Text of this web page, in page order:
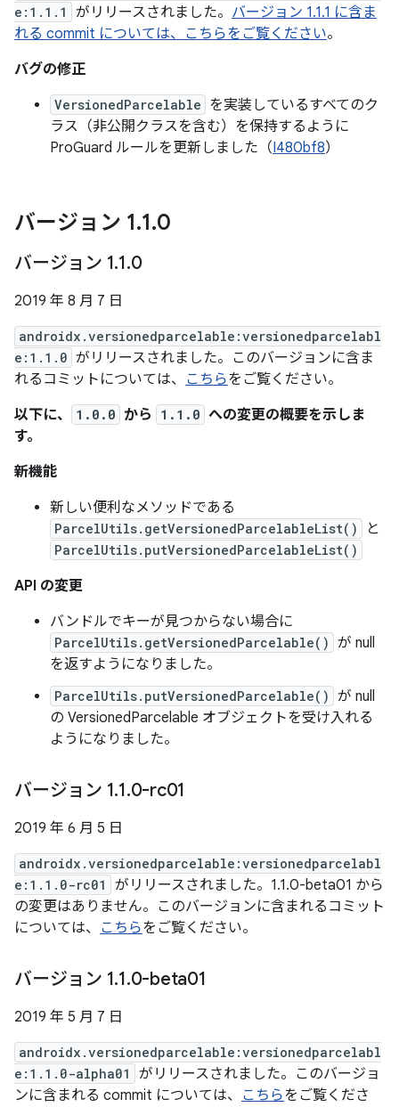
e:1.1.1
がリリースされました。 バージョン 1.1.1 に含ま
れる commit については、こちらをご覧ください。
バグの修正
VersionedParcelable を実装しているすべてのク
ラス（非公開クラスを含む）を保持するように
ProGuard ルールを更新しました（I480bf8）
バージョン 1.1.0
バージョン 1.1.0
2019 年 8 月 7 日
androidx.versionedparcelable:versionedparcelabl
e:1.1.0 がリリースされました。このバージョンに含ま
れるコミットについては、 こちらをご覧ください。
以下に、
1.0.0 から 1.1.0 への変更の概要を示しま
す。
新機能
新しい便利なメソッドである
ParcelUtils.getVersionedParcelableList() と
ParcelUtils.putVersionedParcelableList()
API の変更
バンドルでキーが見つからない場合に
ParcelUtils.getVersionedParcelable() が null
を返すようになりました。
ParcelUtils.putVersionedParcelable() が null
の VersionedParcelable オブジェクトを受け入れる
ようになりました。
バージョン 1.1.0-rc01
2019 年 6 月 5 日
androidx.versionedparcelable:versionedparcelabl
e:1.1.0-rc01
がリリースされました。1.1.0-beta01 から
の変更はありません。このバージョンに含まれるコミット
については、 こちらをご覧ください。
バージョン 1.1.0-beta01
2019 年 5 月 7 日
androidx.versionedparcelable:versionedparcelabl
e:1.1.0-alpha01
がリリースされました。このバージョ
ンに含まれる commit については、 こちらをご覧くださ